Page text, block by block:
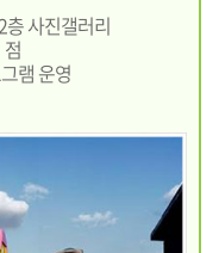
층 사진갤러리
램 운영